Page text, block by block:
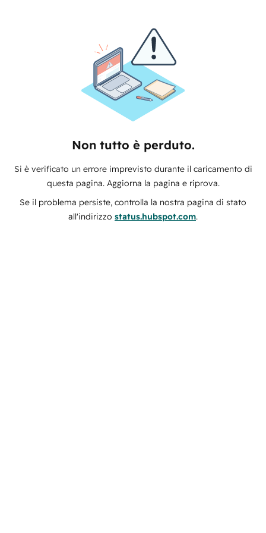
Non tutto è perduto.
Si è verificato un errore imprevisto durante il caricamento di
questa pagina. Aggiorna la pagina e riprova.
Se il problema persiste, controlla la nostra pagina di stato
all'indirizzo status.hubspot.com.